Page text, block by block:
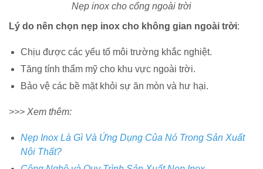
Nẹp inox cho cổng ngoài trời
Lý do nên chọn nẹp inox cho không gian ngoài trời:
Chịu được các yếu tố môi trường khắc nghiệt.
Tăng tính thẩm mỹ cho khu vực ngoài trời.
Bảo vệ các bề mặt khỏi sự ăn mòn và hư hại.
>>> Xem thêm:
Nẹp Inox Là Gì Và Ứng Dụng Của Nó Trong Sản Xuất
Nội Thất?